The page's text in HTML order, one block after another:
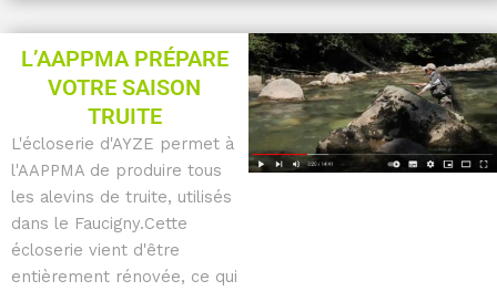
L’AAPPMA PRÉPARE
VOTRE SAISON
TRUITE
L'écloserie d'AYZE permet à
l'AAPPMA de produire tous
les alevins de truite, utilisés
dans le Faucigny.Cette
écloserie vient d'être
entièrement rénovée, ce qui